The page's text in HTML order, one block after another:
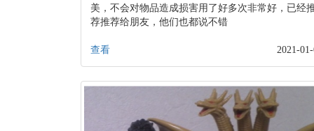
美，不会对物品造成损害用了好多次非常好，已经
荐推荐给朋友，他们也都说不错
查看 2021-